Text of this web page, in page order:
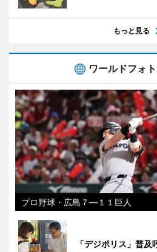
もっと見る
ワールドフォ
プロ野球・広島７―１１巨人
「デジポリス」普及